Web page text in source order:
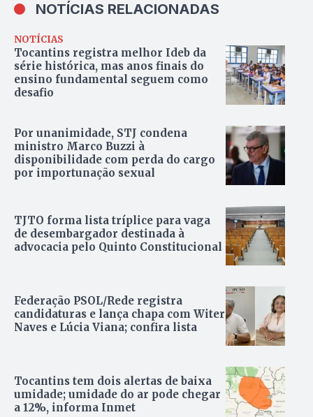
NOTÍCIAS RELACIONADAS
NOTÍCIAS
Tocantins registra melhor Ideb da
série histórica, mas anos finais do
ensino fundamental seguem como
desafio
Por unanimidade, STJ condena
ministro Marco Buzzi à
disponibilidade com perda do cargo
por importunação sexual
TJTO forma lista tríplice para vaga
de desembargador destinada à
advocacia pelo Quinto Constitucional
Federação PSOL/Rede registra
candidaturas e lança chapa com Witer
Naves e Lúcia Viana; confira lista
Tocantins tem dois alertas de baixa
umidade; umidade do ar pode chegar
a 12%, informa Inmet